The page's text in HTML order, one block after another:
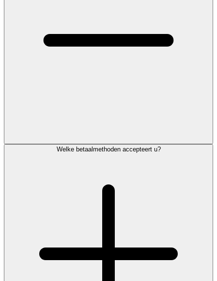
Welke betaalmethoden accepteert u?